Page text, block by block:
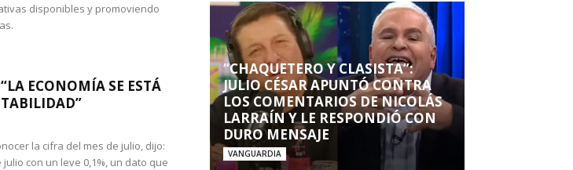
disponibles y promoviendo
ECONOMÍA SE ESTÁ
la cifra del mes de julio, dijo:
con un leve 0,1%, un dato que
“CHAQUETERO Y CLASISTA”:
JULIO CÉSAR APUNTÓ CONTRA
LOS COMENTARIOS DE NICOLÁS
LARRAÍN Y LE RESPONDIÓ CON
DURO MENSAJE
VANGUARDIA